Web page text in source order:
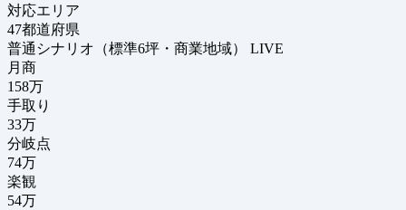
対応エリア
47都道府県
普通シナリオ（標準6坪・商業地域）
LIVE
月商
158万
手取り
33万
分岐点
74万
楽観
54万